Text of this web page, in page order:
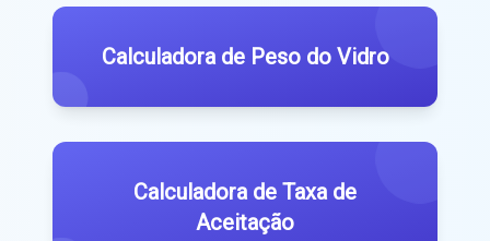
Calculadora de Peso do Vidro
Calculadora de Taxa de
Aceitação